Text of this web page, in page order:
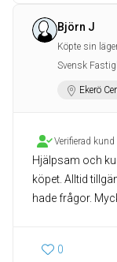
Björn J
Köpte sin
Svensk
Ekerö
Verifierad kund
Hjälpsam och
köpet. Alltid
hade frågor.
0